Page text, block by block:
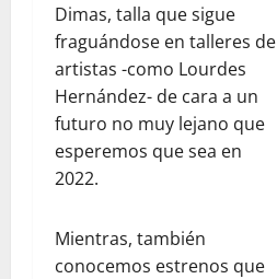
Dimas, talla que sigue
fraguándose en talleres de
artistas -como Lourdes
Hernández- de cara a un
futuro no muy lejano que
esperemos que sea en
2022.
Mientras, también
conocemos estrenos que